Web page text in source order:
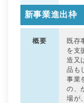
新事業進出枠
概要
既存
を支
造又
品も
事業
の、
場が